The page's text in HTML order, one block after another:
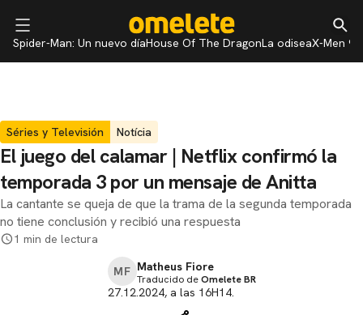
Spider-Man: Un nuevo díaHouse Of The DragonLa odiseaX-Men 97
Séries y Televisión Notícia
El juego del calamar | Netflix confirmó la
temporada 3 por un mensaje de Anitta
La cantante se queja de que la trama de la segunda temporada
no tiene conclusión y recibió una respuesta
1 min de lectura
MF Matheus Fiore
Traducido deOmelete BR
27.12.2024, a las 16H14.